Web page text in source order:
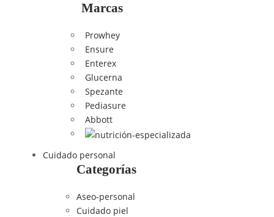
Marcas
Prowhey
Ensure
Enterex
Glucerna
Spezante
Pediasure
Abbott
Cuidado personal
Categorías
Aseo-personal
Cuidado piel